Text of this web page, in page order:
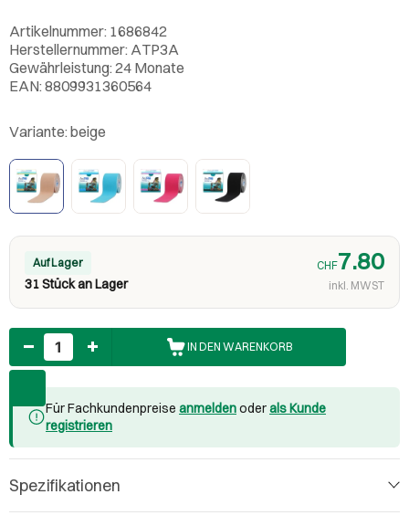
Artikelnummer: 1686842
Herstellernummer: ATP3A
Gewährleistung: 24 Monate
EAN: 8809931360564
Variante: beige
Auf Lager
31 Stück an Lager
CHF7.80
inkl. MWST
Anzahl
IN DEN WARENKORB
Für Fachkundenpreise anmeldenoderals Kunde
registrieren
Spezifikationen